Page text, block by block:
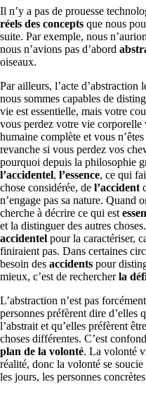
Il n’y a pas de prouesse
réels des concepts que nous
suite. Par exemple, nous
nous n’avions pas d’abord
oiseaux.
Par ailleurs, l’acte
nous sommes capables de
vie est essentielle, mais votre
vous perdez votre vie corporelle
humaine complète et vous
revanche si vous perdez vos
pourquoi depuis la philosophie
l’accidentel, l’essence, ce qui
chose considérée, de l’accident
n’engage pas sa nature. Quand
cherche à décrire ce qui est
et la distinguer des autres
accidentel pour la caractériser,
finiraient pas. Dans certaines
besoin des accidents pour
mieux, c’est de rechercherla
L’abstraction n’est pas
personnes préfèrent dire d’elles
l’abstrait et qu’elles préfèrent
choses différentes. C’est
plan de la volonté. La volonté
réalité, donc la volonté se
les jours, les personnes